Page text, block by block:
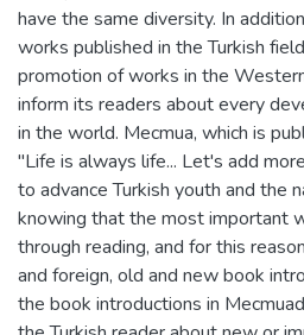
have the same diversity. In
works published in the Turkish
promotion of works in the
inform its readers about every
in the world. Mecmua, which is
"Life is always life... Let's add
to advance Turkish youth and the
knowing that the most important
through reading, and for this
and foreign, old and new book
the book introductions in